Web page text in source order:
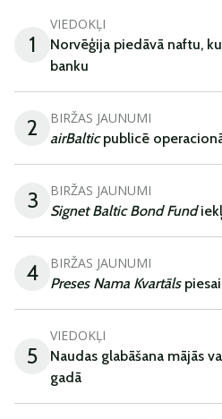
1
VIEDOKĻI
Norvēģija piedāvā naftu,
banku
2 BIRŽAS JAUNUMI
airBalticpublicē
3 BIRŽAS JAUNUMI
Signet Baltic Bond Fund
4 BIRŽAS JAUNUMI
Preses Nama Kvartāls
5
VIEDOKĻI
Naudas glabāšana mājās
gadā